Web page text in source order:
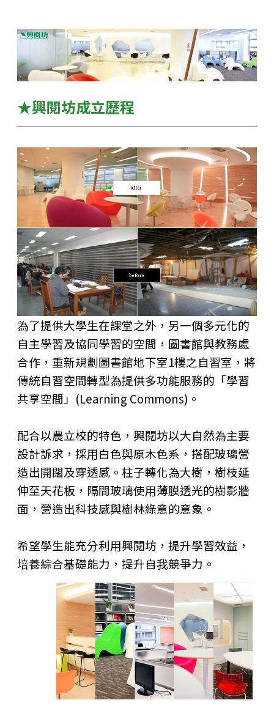
★興閱坊成立歷程
為了提供大學生在課堂之外，另一個多元化的
自主學習及協同學習的空間，圖書館與教務處
合作，重新規劃圖書館地下室1樓之自習室，將
傳統自習空間轉型為提供多功能服務的「學習
共享空間」(Learning Commons)。
配合以農立校的特色，興閱坊以大自然為主要
設計訴求，採用白色與原木色系，搭配玻璃營
造出開闊及穿透感。柱子轉化為大樹，樹枝延
伸至天花板，隔間玻璃使用薄膜透光的樹影牆
面，營造出科技感與樹林綠意的意象。
希望學生能充分利用興閱坊，提升學習效益，
培養綜合基礎能力，提升自我競爭力。